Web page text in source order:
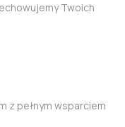
Twoich
z pełnym wsparciem